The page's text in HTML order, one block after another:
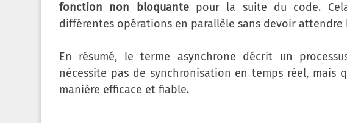
fonction non bloquantepour la suite du code.
différentes opérations en parallèle sans devoir attendre
En résumé, le terme asynchrone décrit un
nécessite pas de synchronisation en temps réel, mais
manière efficace et fiable.